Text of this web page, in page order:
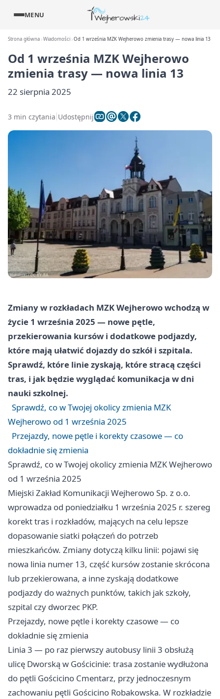
MENU
Strona główna Wiadomości Od 1 września MZK Wejherowo zmienia trasy — nowa linia 13
Od 1 września MZK Wejherowo
zmienia trasy — nowa linia 13
22 sierpnia 2025
3 min czytania Udostępnij
Zmiany w rozkładach MZK Wejherowo wchodzą w
życie 1 września 2025 — nowe pętle,
przekierowania kursów i dodatkowe podjazdy,
które mają ułatwić dojazdy do szkół i szpitala.
Sprawdź, które linie zyskają, które stracą części
tras, i jak będzie wyglądać komunikacja w dni
nauki szkolnej.
Sprawdź, co w Twojej okolicy zmienia MZK
Wejherowo od 1 września 2025
Przejazdy, nowe pętle i korekty czasowe — co
dokładnie się zmienia
Sprawdź, co w Twojej okolicy zmienia MZK Wejherowo
od 1 września 2025
Miejski Zakład Komunikacji Wejherowo Sp. z o.o.
wprowadza od poniedziałku 1 września 2025 r. szereg
korekt tras i rozkładów, mających na celu lepsze
dopasowanie siatki połączeń do potrzeb
mieszkańców. Zmiany dotyczą kilku linii: pojawi się
nowa linia numer 13, część kursów zostanie skrócona
lub przekierowana, a inne zyskają dodatkowe
podjazdy do ważnych punktów, takich jak szkoły,
szpital czy dworzec PKP.
Przejazdy, nowe pętle i korekty czasowe — co
dokładnie się zmienia
Linia 3 — po raz pierwszy autobusy linii 3 obsłużą
ulicę Dworską w Gościcinie: trasa zostanie wydłużona
do pętli Gościcino Cmentarz, przy jednoczesnym
zachowaniu pętli Gościcino Robakowska. W rozkładzie